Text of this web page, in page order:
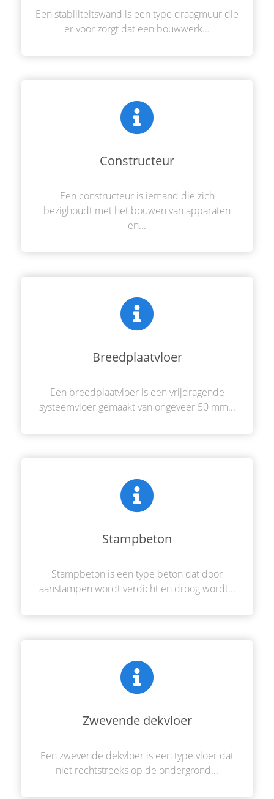
Een stabiliteitswand is een type draagmuur die
er voor zorgt dat een bouwwerk...
Constructeur
Een constructeur is iemand die zich
bezighoudt met het bouwen van apparaten
en...
Breedplaatvloer
Een breedplaatvloer is een vrijdragende
systeemvloer gemaakt van ongeveer 50 mm...
Stampbeton
Stampbeton is een type beton dat door
aanstampen wordt verdicht en droog wordt...
Zwevende dekvloer
Een zwevende dekvloer is een type vloer dat
niet rechtstreeks op de ondergrond...